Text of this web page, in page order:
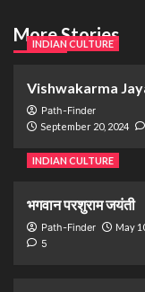
More Stories
INDIAN CULTURE
Vishwakarma
Path-Finder
September 20, 2024
INDIAN CULTURE
भगवान परशुराम जयंती
Path-Finder May
5